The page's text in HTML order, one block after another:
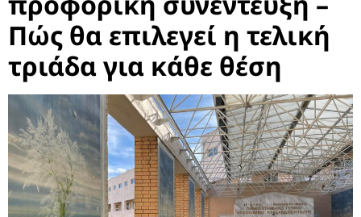
Πώς θα επιλεγεί η τελική
τριάδα για κάθε θέση